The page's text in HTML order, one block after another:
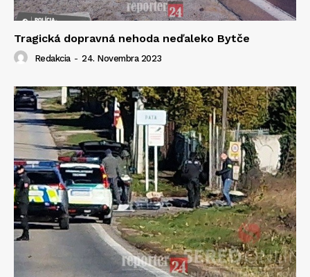
Tragická dopravná nehoda neďaleko Bytče
Redakcia - 24. Novembra 2023